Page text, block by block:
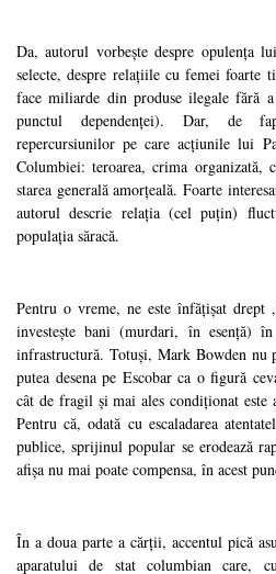
Da, autorul vorbește despre opulența
selecte, despre relațiile cu femei foarte
face miliarde din produse ilegale fără
punctul dependenței). Dar, de
repercursiunilor pe care acțiunile lui
Columbiei: teroarea, crima organizată,
starea generală amorțeală. Foarte
autorul descrie relația (cel puțin)
populația săracă.
Pentru o vreme, ne este înfățișat drept
investește bani (murdari, în esență)
infrastructură. Totuși, Mark Bowden nu
putea desena pe Escobar ca o figură
cât de fragil și mai ales condiționat este
Pentru că, odată cu escaladarea
publice, sprijinul popular se erodează
afișa nu mai poate compensa, în acest
În a doua parte a cărții, accentul pică
aparatului de stat columbian care,